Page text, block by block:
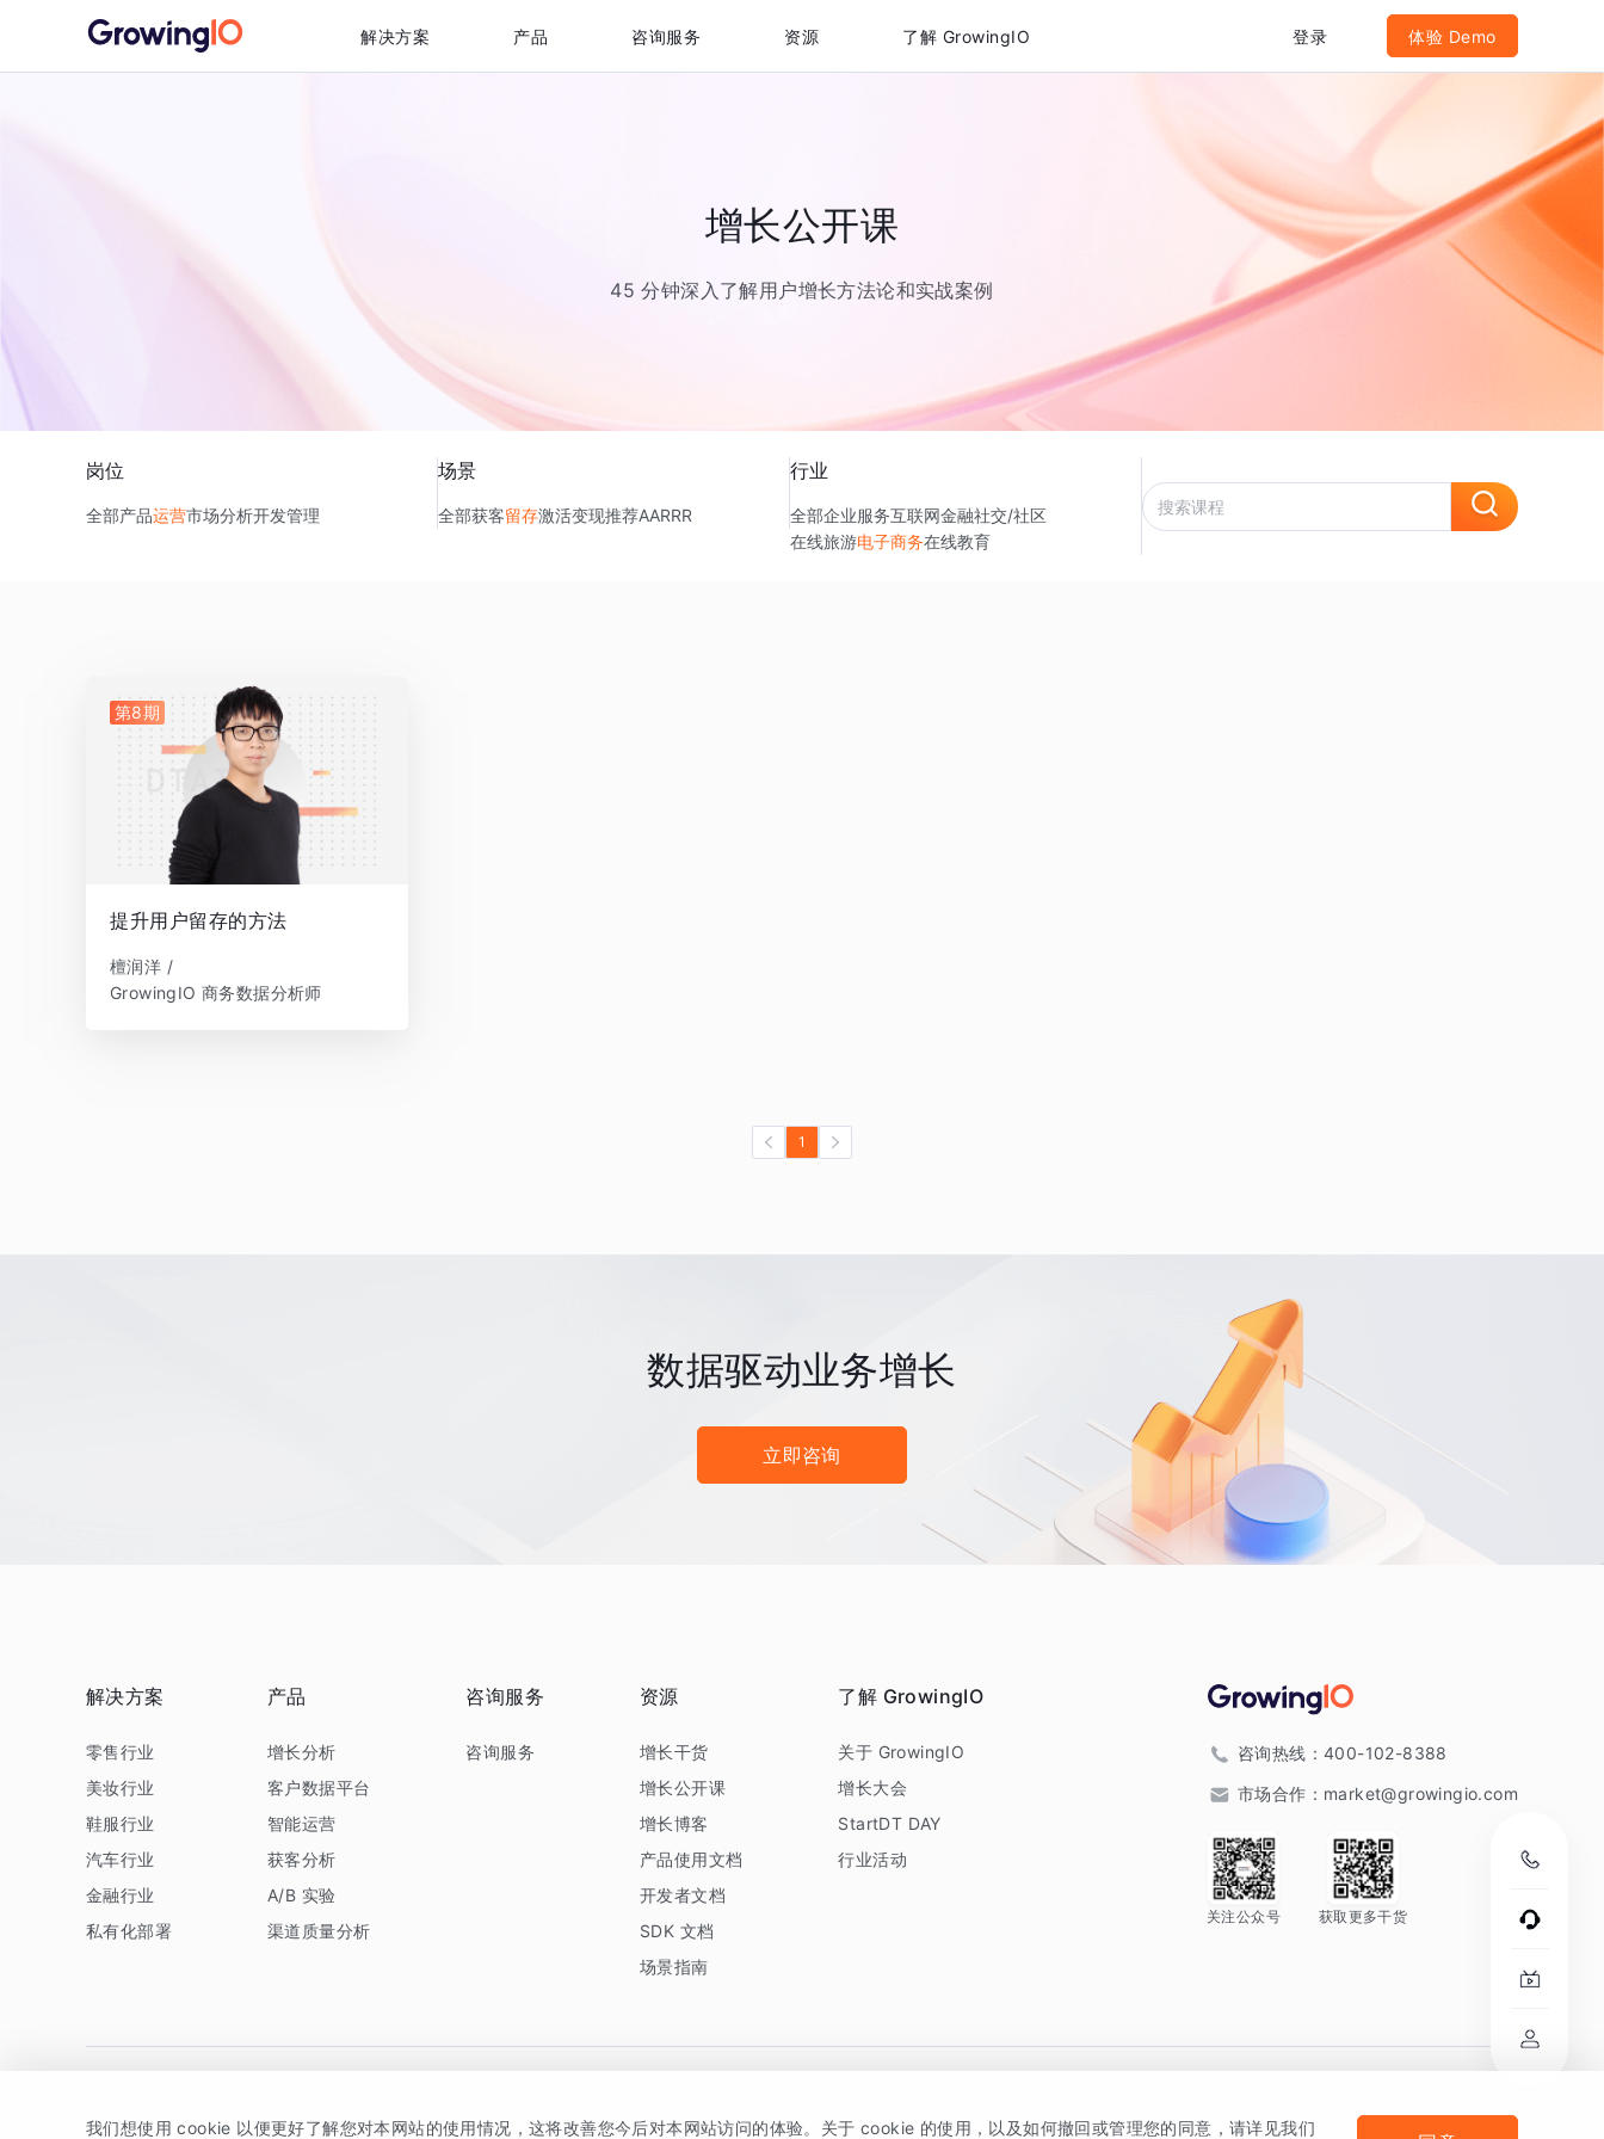
解决方案 产品 咨询服务 资源 了解 GrowingIO 登录 体验 Demo
增长公开课
45 分钟深入了解用户增长方法论和实战案例
岗位
全部产品运营市场分析开发管理
场景
全部获客留存激活变现推荐AARRR
行业
全部企业服务互联网金融社交/社区
在线旅游电子商务在线教育
第8期
提升用户留存的方法
檀润洋 /
GrowingIO 商务数据分析师
1
数据驱动业务增长
立即咨询
解决方案
零售行业
美妆行业
鞋服行业
汽车行业
金融行业
私有化部署
产品
增长分析
客户数据平台
智能运营
获客分析
A/B 实验
渠道质量分析
咨询服务
咨询服务
资源
增长干货
增长公开课
增长博客
产品使用文档
开发者文档
SDK 文档
场景指南
了解 GrowingIO
关于 GrowingIO
增长大会
StartDT DAY
行业活动
咨询热线： 400-102-8388
市场合作： market@growingio.com
关注公众号 获取更多干货
我们想使用 cookie 以便更好了解您对本网站的使用情况，这将改善您今后对本网站访问的体验。关于 cookie 的使用，以及如何撤回或管理您的同意，请详见我们